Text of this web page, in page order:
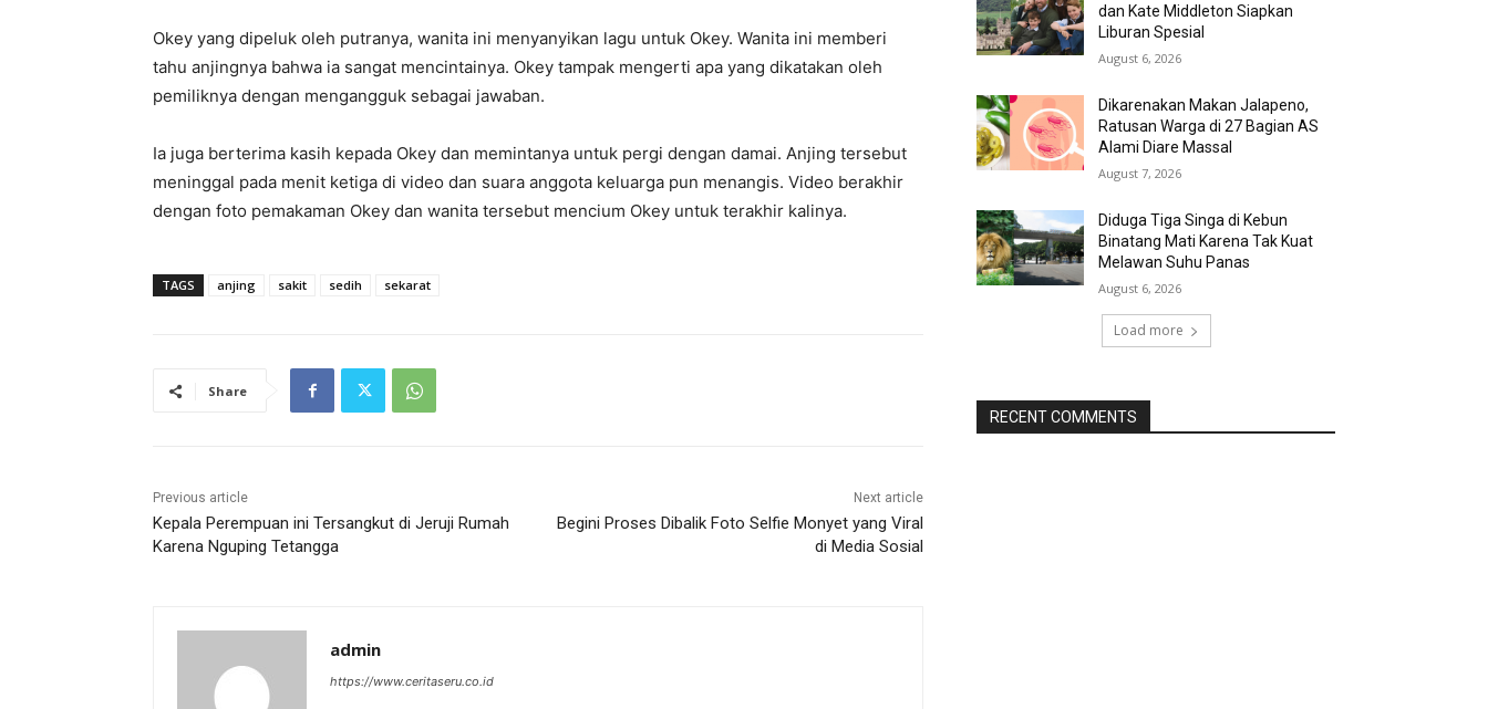
Okey yang dipeluk oleh putranya, wanita ini menyanyikan lagu untuk Okey. Wanita ini memberi
tahu anjingnya bahwa ia sangat mencintainya. Okey tampak mengerti apa yang dikatakan oleh
pemiliknya dengan mengangguk sebagai jawaban.
Ia juga berterima kasih kepada Okey dan memintanya untuk pergi dengan damai. Anjing tersebut
meninggal pada menit ketiga di video dan suara anggota keluarga pun menangis. Video berakhir
dengan foto pemakaman Okey dan wanita tersebut mencium Okey untuk terakhir kalinya.
TAGS anjing sakit sedih sekarat
Share
Previous article
Kepala Perempuan ini Tersangkut di Jeruji Rumah
Karena Nguping Tetangga
Next article
Begini Proses Dibalik Foto Selfie Monyet yang Viral
di Media Sosial
admin
https://www.ceritaseru.co.id
dan Kate Middleton Siapkan
Liburan Spesial
August 6, 2026
Dikarenakan Makan Jalapeno,
Ratusan Warga di 27 Bagian AS
Alami Diare Massal
August 7, 2026
Diduga Tiga Singa di Kebun
Binatang Mati Karena Tak Kuat
Melawan Suhu Panas
August 6, 2026
Load more
RECENT COMMENTS